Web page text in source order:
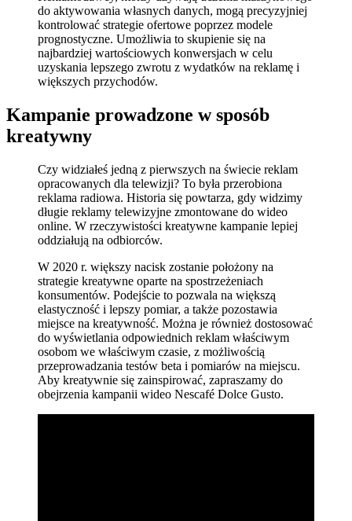
do aktywowania własnych danych, mogą precyzyjniej
kontrolować strategie ofertowe poprzez modele
prognostyczne. Umożliwia to skupienie się na
najbardziej wartościowych konwersjach w celu
uzyskania lepszego zwrotu z wydatków na reklamę i
większych przychodów.
Kampanie prowadzone w sposób
kreatywny
Czy widziałeś jedną z pierwszych na świecie reklam
opracowanych dla telewizji? To była przerobiona
reklama radiowa. Historia się powtarza, gdy widzimy
długie reklamy telewizyjne zmontowane do wideo
online. W rzeczywistości kreatywne kampanie lepiej
oddziałują na odbiorców.
W 2020 r. większy nacisk zostanie położony na
strategie kreatywne oparte na spostrzeżeniach
konsumentów. Podejście to pozwala na większą
elastyczność i lepszy pomiar, a także pozostawia
miejsce na kreatywność. Można je również dostosować
do wyświetlania odpowiednich reklam właściwym
osobom we właściwym czasie, z możliwością
przeprowadzania testów beta i pomiarów na miejscu.
Aby kreatywnie się zainspirować, zapraszamy do
obejrzenia kampanii wideo Nescafé Dolce Gusto.